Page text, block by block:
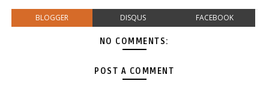
BLOGGER DISQUS FACEBOOK
NO COMMENTS:
POST A COMMENT